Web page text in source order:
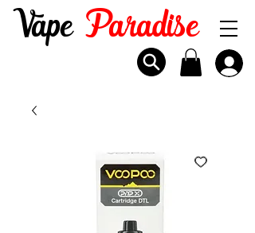
VapeParadise